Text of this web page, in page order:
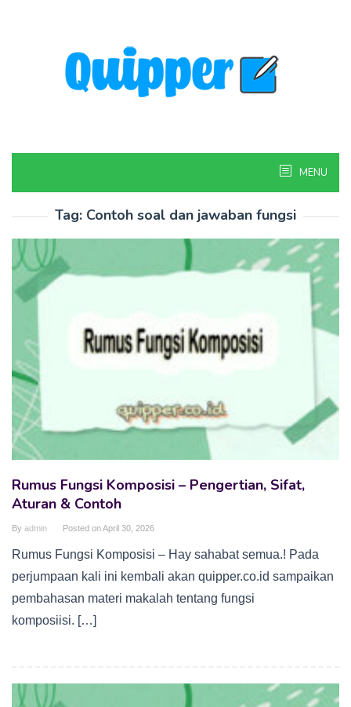
MENU
Tag: Contoh soal dan jawaban fungsi
Rumus Fungsi Komposisi – Pengertian, Sifat,
Aturan & Contoh
By admin Posted onApril 30, 2026
Rumus Fungsi Komposisi – Hay sahabat semua.! Pada
perjumpaan kali ini kembali akan quipper.co.id sampaikan
pembahasan materi makalah tentang fungsi
komposiisi. […]